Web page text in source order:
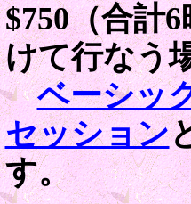
$750（合計
けて行なう
ベーシッ
セッション
す。